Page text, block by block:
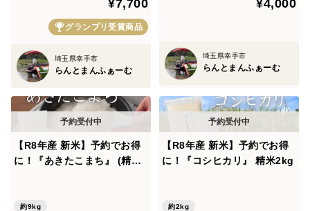
精米時期：ご注文をいただいてから順次精米
販売者：らんとまんふぁーむ
¥7,700
グランプリ受賞商品
埼玉県幸手市
らんとまんふぁーむ
¥4,000
埼玉県幸手市
らんとまんふぁーむ
【R8年産 新米】予約でお得
に！『あきたこまち』 (精米9
約9kg
【R8年産 新米】予約でお得
に！『コシヒカリ』 精米2kg
約2kg